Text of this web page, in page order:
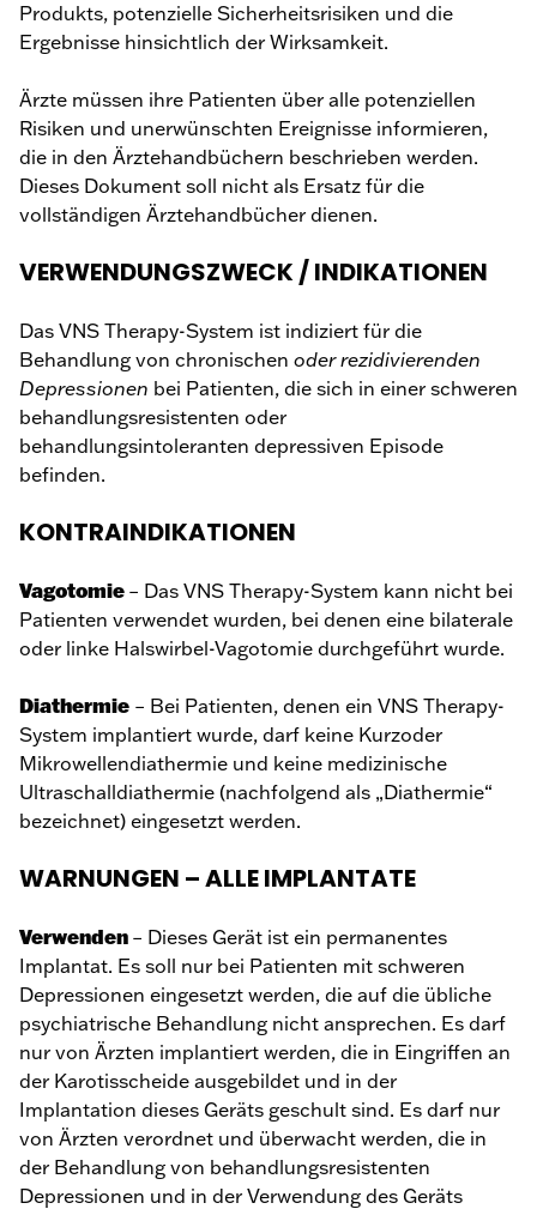
Produkts, potenzielle Sicherheitsrisiken und die
Ergebnisse hinsichtlich der Wirksamkeit.
Ärzte müssen ihre Patienten über alle potenziellen
Risiken und unerwünschten Ereignisse informieren,
die in den Ärztehandbüchern beschrieben werden.
Dieses Dokument soll nicht als Ersatz für die
vollständigen Ärztehandbücher dienen.
VERWENDUNGSZWECK / INDIKATIONEN
Das VNS Therapy-System ist indiziert für die
Behandlung von chronischen oder rezidivierenden
Depressionen bei Patienten, die sich in einer schweren
behandlungsresistenten oder
behandlungsintoleranten depressiven Episode
befinden.
KONTRAINDIKATIONEN
Vagotomie – Das VNS Therapy-System kann nicht bei
Patienten verwendet wurden, bei denen eine bilaterale
oder linke Halswirbel-Vagotomie durchgeführt wurde.
Diathermie – Bei Patienten, denen ein VNS Therapy-
System implantiert wurde, darf keine Kurzoder
Mikrowellendiathermie und keine medizinische
Ultraschalldiathermie (nachfolgend als „Diathermie“
bezeichnet) eingesetzt werden.
WARNUNGEN – ALLE IMPLANTATE
Verwenden – Dieses Gerät ist ein permanentes
Implantat. Es soll nur bei Patienten mit schweren
Depressionen eingesetzt werden, die auf die übliche
psychiatrische Behandlung nicht ansprechen. Es darf
nur von Ärzten implantiert werden, die in Eingriffen an
der Karotisscheide ausgebildet und in der
Implantation dieses Geräts geschult sind. Es darf nur
von Ärzten verordnet und überwacht werden, die in
der Behandlung von behandlungsresistenten
Depressionen und in der Verwendung des Geräts